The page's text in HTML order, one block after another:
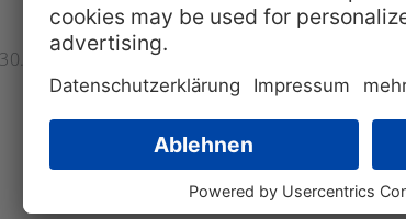
30. August 2016